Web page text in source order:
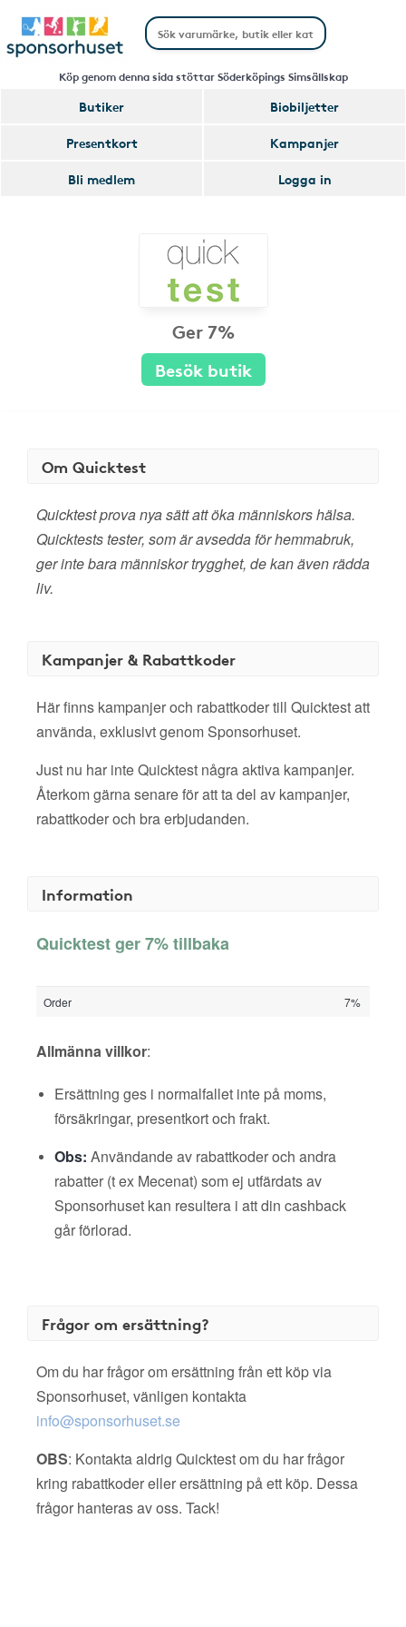
Köp genom denna sida stöttar Söderköpings Simsällskap
Butiker
Biobiljetter
Presentkort
Kampanjer
Bli medlem
Logga in
Ger 7%
Besök butik
Om Quicktest
Quicktest prova nya sätt att öka människors hälsa.
Quicktests tester, som är avsedda för hemmabruk,
ger inte bara människor trygghet, de kan även rädda
liv.
Kampanjer & Rabattkoder
Här finns kampanjer och rabattkoder till Quicktest att
använda, exklusivt genom Sponsorhuset.
Just nu har inte Quicktest några aktiva kampanjer.
Återkom gärna senare för att ta del av kampanjer,
rabattkoder och bra erbjudanden.
Information
Quicktest ger 7% tillbaka
Order 7%
Allmänna villkor:
Ersättning ges i normalfallet inte på moms,
försäkringar, presentkort och frakt.
Obs: Användande av rabattkoder och andra
rabatter (t ex Mecenat) som ej utfärdats av
Sponsorhuset kan resultera i att din cashback
går förlorad.
Frågor om ersättning?
Om du har frågor om ersättning från ett köp via
Sponsorhuset, vänligen kontakta
info@sponsorhuset.se
OBS: Kontakta aldrig Quicktest om du har frågor
kring rabattkoder eller ersättning på ett köp. Dessa
frågor hanteras av oss. Tack!